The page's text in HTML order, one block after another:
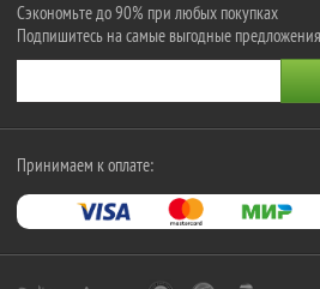
Сэкономьте до 90% при любых покупках
Подпишитесь на самые выгодные предложения
Принимаем к оплате: